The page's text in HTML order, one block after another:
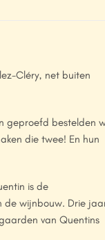
Cléry, net buiten
geproefd bestelden
die twee! En hun
is de
de wijnbouw. Drie
van Quentins